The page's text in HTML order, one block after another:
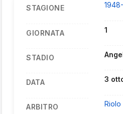
STAGIONE
GIORNATA 1
STADIO
DATA 3
ARBITRO Riolo